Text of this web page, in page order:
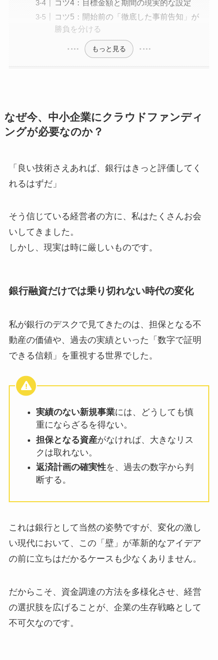
コツ4：目標金額と期間の現実的な設定
コツ5：開始前の「徹底した事前告知」が
勝負を分ける
もっと見る
なぜ今、中小企業にクラウドファンディ
ングが必要なのか？
「良い技術さえあれば、銀行はきっと評価してく
れるはずだ」
そう信じている経営者の方に、私はたくさんお会
いしてきました。
しかし、現実は時に厳しいものです。
銀行融資だけでは乗り切れない時代の変化
私が銀行のデスクで見てきたのは、担保となる不
動産の価値や、過去の実績といった「数字で証明
できる信頼」を重視する世界でした。
実績のない新規事業には、どうしても慎
重にならざるを得ない。
担保となる資産がなければ、大きなリス
クは取れない。
返済計画の確実性を、過去の数字から判
断する。
これは銀行として当然の姿勢ですが、変化の激し
い現代において、この「壁」が革新的なアイデア
の前に立ちはだかるケースも少なくありません。
だからこそ、資金調達の方法を多様化させ、経営
の選択肢を広げることが、企業の生存戦略として
不可欠なのです。